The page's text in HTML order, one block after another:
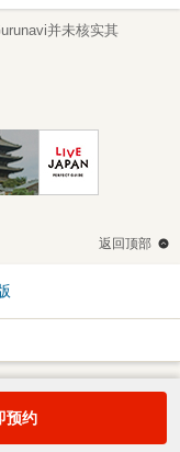
并未核实其
返回顶部
预约